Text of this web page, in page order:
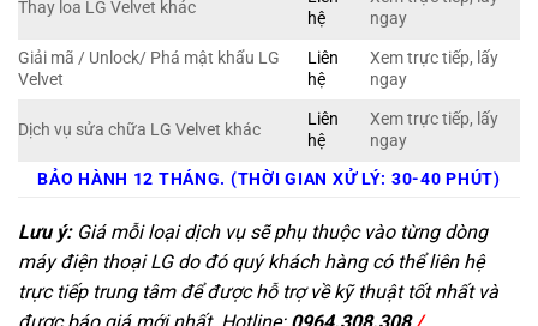
Thay loa LG Velvet khác
hệ
ngay
Giải mã / Unlock/ Phá mật khẩu LG
Velvet
Liên
hệ
Xem trực tiếp, lấy
ngay
Dịch vụ sửa chữa LG Velvet khác
Liên
hệ
Xem trực tiếp, lấy
ngay
BẢO HÀNH 12 THÁNG. (THỜI GIAN XỬ LÝ: 30-40 PHÚT)
Lưu ý:Giá mỗi loại dịch vụ sẽ phụ thuộc vào từng dòng
máy điện thoại LG do đó quý khách hàng có thể liên hệ
trực tiếp trung tâm để được hỗ trợ về kỹ thuật tốt nhất và